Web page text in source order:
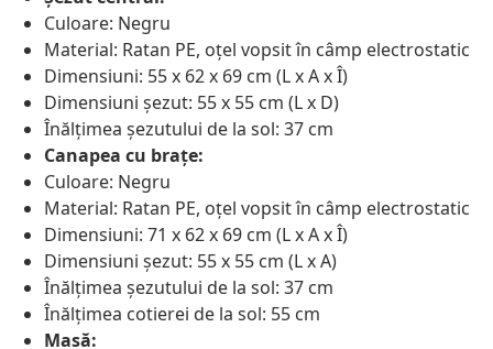
Culoare: Negru
Material: Ratan PE, oțel vopsit în câmp electrostatic
Dimensiuni: 55 x 62 x 69 cm (L x A x Î)
Dimensiuni șezut: 55 x 55 cm (L x D)
Înălțimea șezutului de la sol: 37 cm
Canapea cu brațe:
Culoare: Negru
Material: Ratan PE, oțel vopsit în câmp electrostatic
Dimensiuni: 71 x 62 x 69 cm (L x A x Î)
Dimensiuni șezut: 55 x 55 cm (L x A)
Înălțimea șezutului de la sol: 37 cm
Înălțimea cotierei de la sol: 55 cm
Masă: